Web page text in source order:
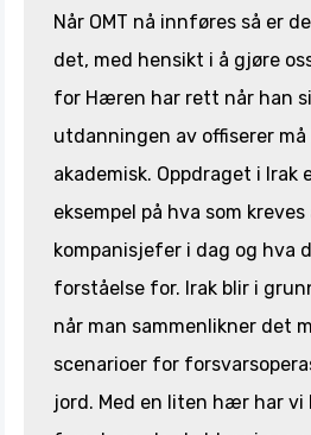
Når OMT nå innføres så er
det, med hensikt i å gjøre
for Hæren har rett når han
utdanningen av offiserer må
akademisk. Oppdraget i Irak
eksempel på hva som kreves
kompanisjefer i dag og hva
forståelse for. Irak blir i
når man sammenlikner det
scenarioer for
jord. Med en liten hær har